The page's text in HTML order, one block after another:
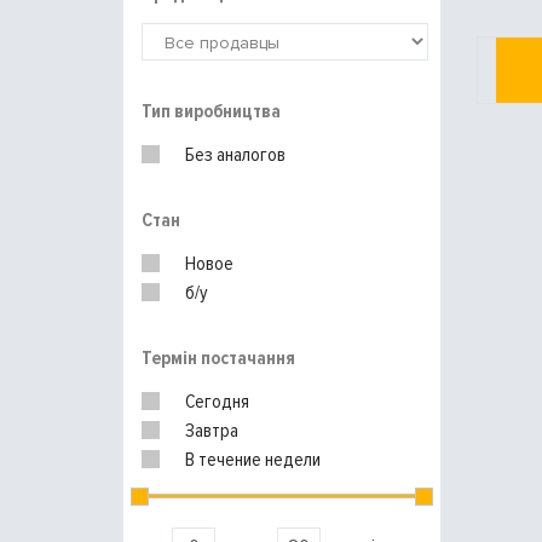
Тип виробництва
Без аналогов
Стан
Новое
б/у
Термін постачання
Сегодня
Завтра
В течение недели